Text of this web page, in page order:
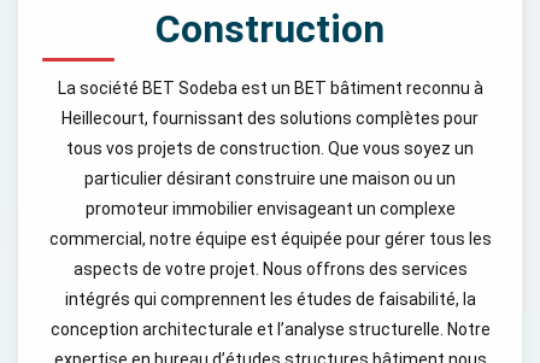
Construction
La société BET Sodeba est un BET bâtiment reconnu à
Heillecourt, fournissant des solutions complètes pour
tous vos projets de construction. Que vous soyez un
particulier désirant construire une maison ou un
promoteur immobilier envisageant un complexe
commercial, notre équipe est équipée pour gérer tous les
aspects de votre projet. Nous offrons des services
intégrés qui comprennent les études de faisabilité, la
conception architecturale et l’analyse structurelle. Notre